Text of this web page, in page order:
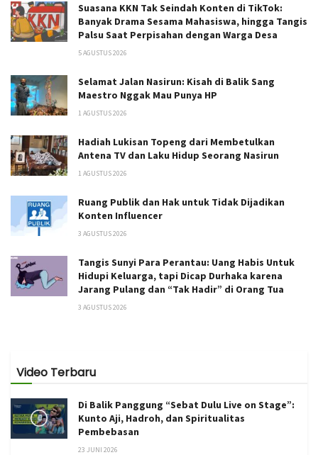
Suasana KKN Tak Seindah Konten di TikTok:
Banyak Drama Sesama Mahasiswa, hingga Tangis
Palsu Saat Perpisahan dengan Warga Desa
5 AGUSTUS 2026
Selamat Jalan Nasirun: Kisah di Balik Sang
Maestro Nggak Mau Punya HP
1 AGUSTUS 2026
Hadiah Lukisan Topeng dari Membetulkan
Antena TV dan Laku Hidup Seorang Nasirun
1 AGUSTUS 2026
Ruang Publik dan Hak untuk Tidak Dijadikan
Konten Influencer
3 AGUSTUS 2026
Tangis Sunyi Para Perantau: Uang Habis Untuk
Hidupi Keluarga, tapi Dicap Durhaka karena
Jarang Pulang dan “Tak Hadir” di Orang Tua
3 AGUSTUS 2026
Video Terbaru
Di Balik Panggung “Sebat Dulu Live on Stage”:
Kunto Aji, Hadroh, dan Spiritualitas
Pembebasan
23 JUNI 2026